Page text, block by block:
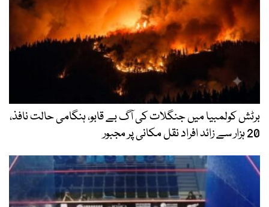
برٹش کولمبیا میں جنگلات کی آگ بے قابو، ہنگامی حالت نافذ،
20 ہزار سے زائد افراد نقل مکانی پر مجبور